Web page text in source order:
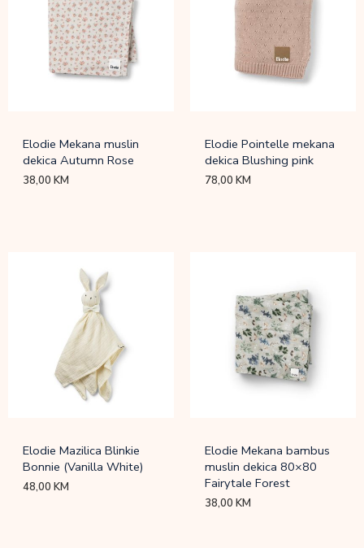
Elodie Mekana muslin
dekica Autumn Rose
38,00KM
Elodie Pointelle mekana
dekica Blushing pink
78,00KM
Elodie Mazilica Blinkie
Bonnie (Vanilla White)
48,00KM
Elodie Mekana bambus
muslin dekica 80×80
Fairytale Forest
38,00KM